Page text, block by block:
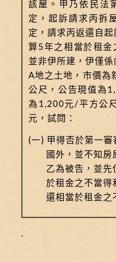
該屋。甲乃依民法
定，起訴請求丙拆
定，請求丙返還自
算5年之相當於租金
並非伊所建，伊僅
A地之土地，市價為
公尺，公告現值為
為1,200元/平方公
元，試問：
(一) 甲得否於第一
國外，並不知房
乙為被告，並先
於租金之不當得
還相當於租金之
.